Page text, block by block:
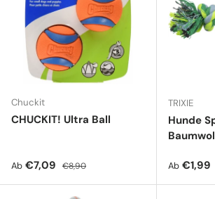
Chuckit
CHUCKIT! Ultra Ball
Verkaufspreis
Ab €7,09 Normaler Preis
€8,90
TRIXIE
Hunde
Normaler
Ab €1,99